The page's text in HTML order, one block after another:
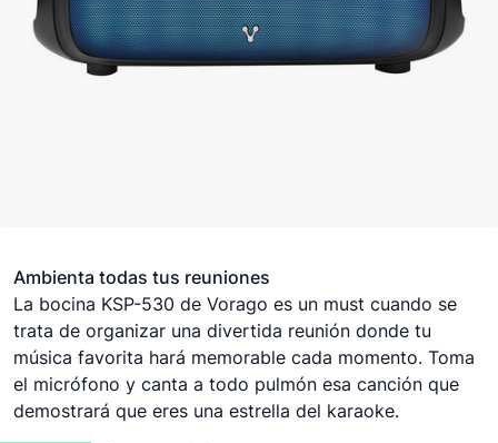
Ambienta todas tus reuniones
La bocina KSP-530 de Vorago es un must cuando se
trata de organizar una divertida reunión donde tu
música favorita hará memorable cada momento. Toma
el micrófono y canta a todo pulmón esa canción que
demostrará que eres una estrella del karaoke.